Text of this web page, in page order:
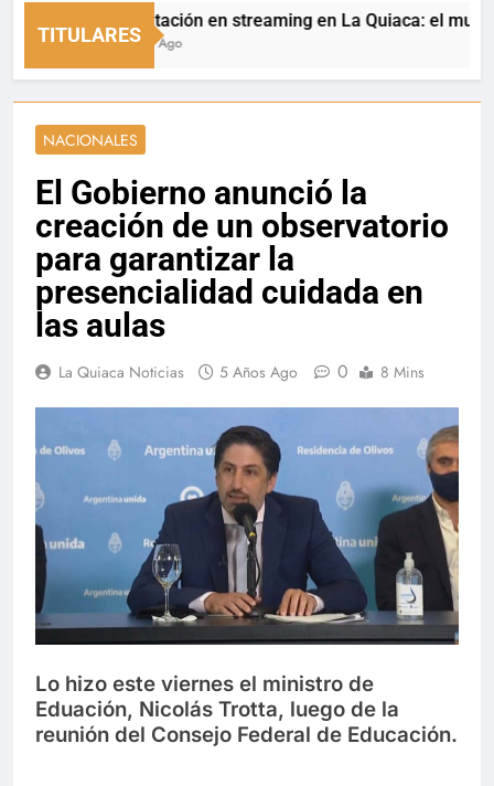
TITULARES
Capacitación en streaming en La Quiaca: el
13 Horas Ago
NACIONALES
El Gobierno anunció la
creación de un observatorio
para garantizar la
presencialidad cuidada en
las aulas
La Quiaca Noticias 5 Años Ago 0 8 Mins
Lo hizo este viernes el ministro de
Eduación, Nicolás Trotta, luego de la
reunión del Consejo Federal de Educación.